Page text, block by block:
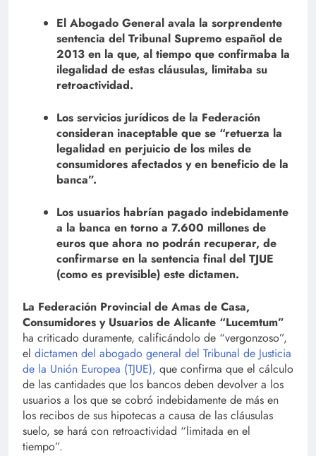
El Abogado General avala la sorprendente
sentencia del Tribunal Supremo español de
2013 en la que, al tiempo que confirmaba la
ilegalidad de estas cláusulas, limitaba su
retroactividad.
Los servicios jurídicos de la Federación
consideran inaceptable que se “retuerza la
legalidad en perjuicio de los miles de
consumidores afectados y en beneficio de la
banca”.
Los usuarios habrían pagado indebidamente
a la banca en torno a 7.600 millones de
euros que ahora no podrán recuperar, de
confirmarse en la sentencia final del TJUE
(como es previsible) este dictamen.
La Federación Provincial de Amas de Casa,
Consumidores y Usuarios de Alicante “Lucemtum”
ha criticado duramente, calificándolo de “vergonzoso”,
el dictamen del abogado general del Tribunal de Justicia
de la Unión Europea (TJUE), que confirma que el cálculo
de las cantidades que los bancos deben devolver a los
usuarios a los que se cobró indebidamente de más en
los recibos de sus hipotecas a causa de las cláusulas
suelo, se hará con retroactividad “limitada en el
tiempo”.